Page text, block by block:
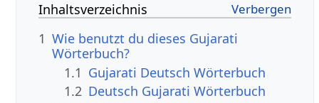
Inhaltsverzeichnis
1 Wie benutzt du dieses Gujarati
Wörterbuch?
1.1 Gujarati Deutsch Wörterbuch
1.2 Deutsch Gujarati Wörterbuch